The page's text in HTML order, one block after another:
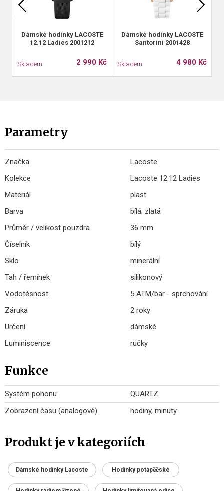
Dámské hodinky LACOSTE
12.12 Ladies 2001212
Skladem 2 990 Kč
Dámské hodinky LACOSTE
Santorini 2001428
Skladem 4 980 Kč
Parametry
Značka
Lacoste
Kolekce
Lacoste 12.12 Ladies
Materiál
plast
Barva
bílá; zlatá
Průměr / velikost pouzdra
36 mm
Číselník
bílý
Sklo
minerální
Tah / řemínek
silikonový
Vodotěsnost
5 ATM/bar - sprchování
Záruka
2 roky
Určení
dámské
Luminiscence
ručky
Funkce
Systém pohonu
QUARTZ
Zobrazení času (analogově)
hodiny, minuty
Produkt je v kategoriích
Dámské hodinky Lacoste Hodinky potápěčské